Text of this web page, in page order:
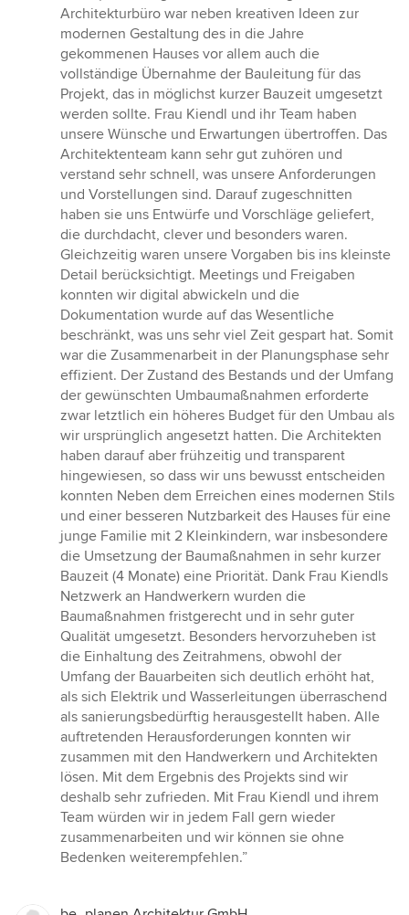
Sternen
Architekturbüro war neben kreativen Ideen zur
modernen Gestaltung des in die Jahre
gekommenen Hauses vor allem auch die
vollständige Übernahme der Bauleitung für das
Projekt, das in möglichst kurzer Bauzeit umgesetzt
werden sollte. Frau Kiendl und ihr Team haben
unsere Wünsche und Erwartungen übertroffen. Das
Architektenteam kann sehr gut zuhören und
verstand sehr schnell, was unsere Anforderungen
und Vorstellungen sind. Darauf zugeschnitten
haben sie uns Entwürfe und Vorschläge geliefert,
die durchdacht, clever und besonders waren.
Gleichzeitig waren unsere Vorgaben bis ins kleinste
Detail berücksichtigt. Meetings und Freigaben
konnten wir digital abwickeln und die
Dokumentation wurde auf das Wesentliche
beschränkt, was uns sehr viel Zeit gespart hat. Somit
war die Zusammenarbeit in der Planungsphase sehr
effizient. Der Zustand des Bestands und der Umfang
der gewünschten Umbaumaßnahmen erforderte
zwar letztlich ein höheres Budget für den Umbau als
wir ursprünglich angesetzt hatten. Die Architekten
haben darauf aber frühzeitig und transparent
hingewiesen, so dass wir uns bewusst entscheiden
konnten Neben dem Erreichen eines modernen Stils
und einer besseren Nutzbarkeit des Hauses für eine
junge Familie mit 2 Kleinkindern, war insbesondere
die Umsetzung der Baumaßnahmen in sehr kurzer
Bauzeit (4 Monate) eine Priorität. Dank Frau Kiendls
Netzwerk an Handwerkern wurden die
Baumaßnahmen fristgerecht und in sehr guter
Qualität umgesetzt. Besonders hervorzuheben ist
die Einhaltung des Zeitrahmens, obwohl der
Umfang der Bauarbeiten sich deutlich erhöht hat,
als sich Elektrik und Wasserleitungen überraschend
als sanierungsbedürftig herausgestellt haben. Alle
auftretenden Herausforderungen konnten wir
zusammen mit den Handwerkern und Architekten
lösen. Mit dem Ergebnis des Projekts sind wir
deshalb sehr zufrieden. Mit Frau Kiendl und ihrem
Team würden wir in jedem Fall gern wieder
zusammenarbeiten und wir können sie ohne
Bedenken weiterempfehlen.”